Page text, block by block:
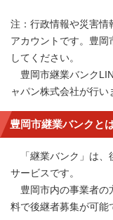
注：行政情報や災害情
アカウントです。豊
してください。
豊岡市継業バンク
ャパン株式会社が行い
豊岡市継業バンクと
「継業バンク」は、
サービスです。
豊岡市内の事業者の
料で後継者募集が可能